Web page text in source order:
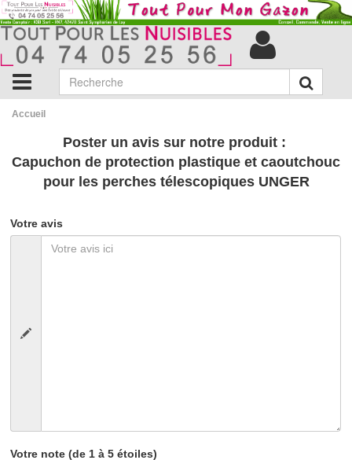
Accueil
Poster un avis sur notre produit :
Capuchon de protection plastique et caoutchouc
pour les perches télescopiques UNGER
Votre avis
Votre note (de 1 à 5 étoiles)